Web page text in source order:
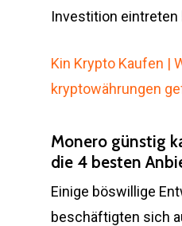
Investition eintreten
Kin Krypto Kaufen |
kryptowährungen
Monero günstig
die 4 besten
Einige böswillige
beschäftigten sich